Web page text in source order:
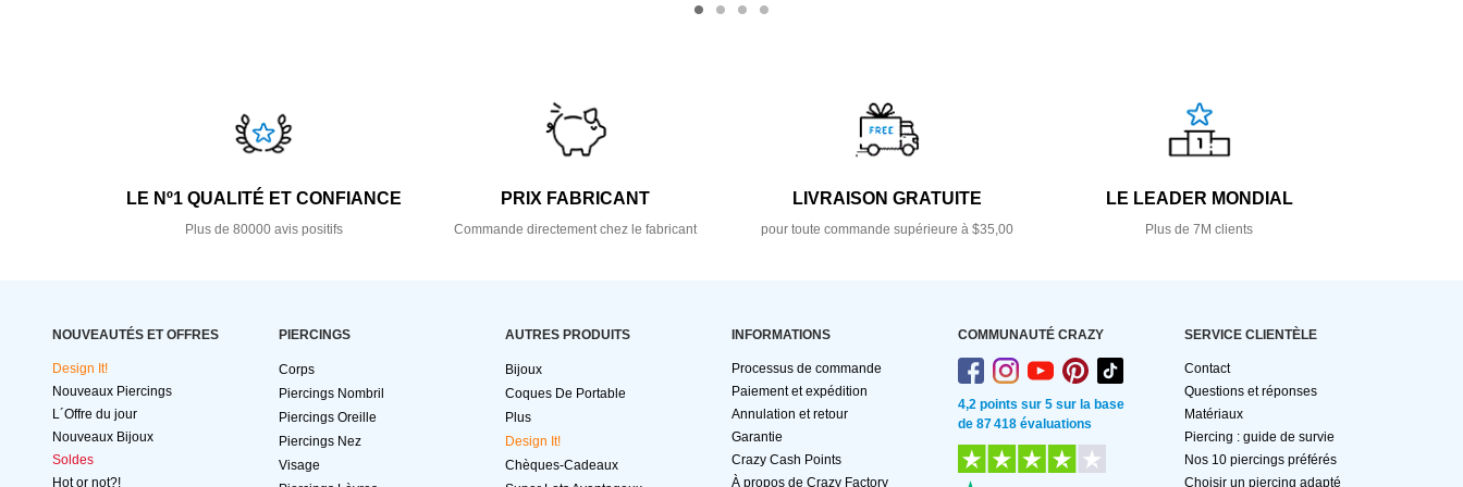
LE Nº1 QUALITÉ ET CONFIANCE
Plus de 80000 avis positifs
PRIX FABRICANT
Commande directement chez le fabricant
LIVRAISON GRATUITE
pour toute commande supérieure à $35,00
LE LEADER MONDIAL
Plus de 7M clients
NOUVEAUTÉS ET OFFRES
Design It!
Nouveaux Piercings
L´Offre du jour
Nouveaux Bijoux
Soldes
Hot or not?!
PIERCINGS
Corps
Piercings Nombril
Piercings Oreille
Piercings Nez
Visage
AUTRES PRODUITS
Bijoux
Coques De Portable
Plus
Design It!
Chèques-Cadeaux
INFORMATIONS
Processus de commande
Paiement et expédition
Annulation et retour
Garantie
Crazy Cash Points
À propos de Crazy Factory
COMMUNAUTÉ CRAZY
4,2 points sur 5 sur la base
de 87 418 évaluations
SERVICE CLIENTÈLE
Contact
Questions et réponses
Matériaux
Piercing : guide de survie
Nos 10 piercings préférés
Choisir un piercing adapté